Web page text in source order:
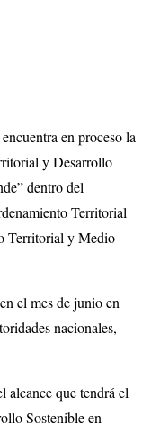
en proceso la
y Desarrollo
dentro del
Territorial
Territorial y Medio
el mes de junio en
nacionales,
alcance que tendrá el
Sostenible en